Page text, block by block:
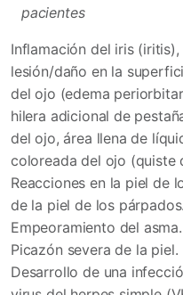
pacientes
Inflamación del iris
lesión/daño en la
del ojo (edema
hilera adicional de
del ojo, área llena de
coloreada del ojo (quiste
Reacciones en la piel de
de la piel de los párpados.
Empeoramiento del asma.
Picazón severa de la piel.
Desarrollo de una